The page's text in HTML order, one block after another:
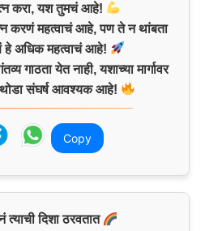
करा, यश तुमचं आहे!
करणं महत्वाचं आहे, पण ते न थांबता
हे अधिक महत्वाचं आहे!
गाठता येत नाही, यशाच्या मार्गावर
थोडा संघर्ष आवश्यक आहे!
Copy
त्याची दिशा ठरवतात